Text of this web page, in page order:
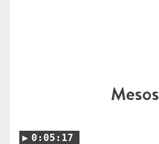
Mesos
0:05:17